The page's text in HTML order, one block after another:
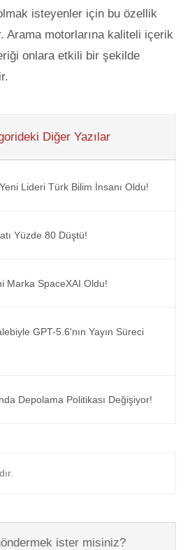
isteyenler için bu özellik
Arama motorlarına kaliteli içerik
onlara etkili bir şekilde
Diğer Yazılar
Lideri Türk Bilim İnsanı Oldu!
Yüzde 80 Düştü!
Marka SpaceXAI Oldu!
GPT-5.6'nın Yayın Süreci
Depolama Politikası Değişiyor!
ister misiniz?